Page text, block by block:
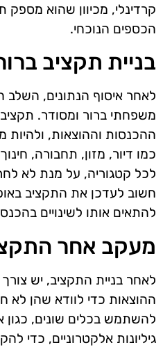
קרדינלי, מכיוון שהוא
הכספים הנוכחי.
בניית תקציב
לאחר איסוף הנתונים, השלב
משפחתי ברור ומסודר.
ההכנסות וההוצאות, ולהיות
כמו דיור, מזון, תחבורה,
לכל קטגוריה, על מנת לא
חשוב לעדכן את התקציב
להתאים אותו לשינויים
מעקב אחר
לאחר בניית התקציב, יש
ההוצאות כדי לוודא שהן לא
להשתמש בכלים שונים, כגון
גיליונות אלקטרוניים, כדי